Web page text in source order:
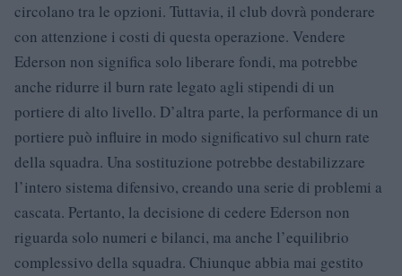
circolano tra le opzioni. Tuttavia, il club dovrà ponderare
con attenzione i costi di questa operazione. Vendere
Ederson non significa solo liberare fondi, ma potrebbe
anche ridurre il burn rate legato agli stipendi di un
portiere di alto livello. D’altra parte, la performance di un
portiere può influire in modo significativo sul churn rate
della squadra. Una sostituzione potrebbe destabilizzare
l’intero sistema difensivo, creando una serie di problemi a
cascata. Pertanto, la decisione di cedere Ederson non
riguarda solo numeri e bilanci, ma anche l’equilibrio
complessivo della squadra. Chiunque abbia mai gestito